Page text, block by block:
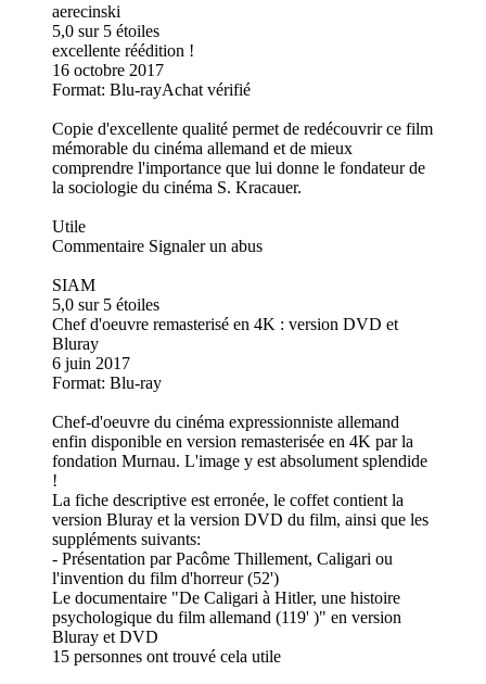
aerecinski
5,0 sur 5 étoiles
excellente réédition !
16 octobre 2017
Format: Blu-rayAchat vérifié
Copie d'excellente qualité permet de redécouvrir ce film
mémorable du cinéma allemand et de mieux
comprendre l'importance que lui donne le fondateur de
la sociologie du cinéma S. Kracauer.
Utile
Commentaire Signaler un abus
SIAM
5,0 sur 5 étoiles
Chef d'oeuvre remasterisé en 4K : version DVD et
Bluray
6 juin 2017
Format: Blu-ray
Chef-d'oeuvre du cinéma expressionniste allemand
enfin disponible en version remasterisée en 4K par la
fondation Murnau. L'image y est absolument splendide
!
La fiche descriptive est erronée, le coffet contient la
version Bluray et la version DVD du film, ainsi que les
suppléments suivants:
- Présentation par Pacôme Thillement, Caligari ou
l'invention du film d'horreur (52')
Le documentaire "De Caligari à Hitler, une histoire
psychologique du film allemand (119' )" en version
Bluray et DVD
15 personnes ont trouvé cela utile